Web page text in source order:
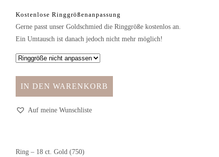
Kostenlose Ringgrößenanpassung
Gerne passt unser Goldschmied die Ringgröße kostenlos an.
Ein Umtausch ist danach jedoch nicht mehr möglich!
IN DEN WARENKORB
Auf meine Wunschliste
Ring – 18 ct. Gold (750)